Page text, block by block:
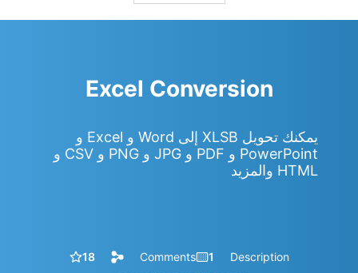
Excel Conversion
يمكنك تحويل XLSB إلى Word و Excel و
PowerPoint و PDF و JPG و PNG و CSV و
HTML والمزيد
Description
1
Comments
18